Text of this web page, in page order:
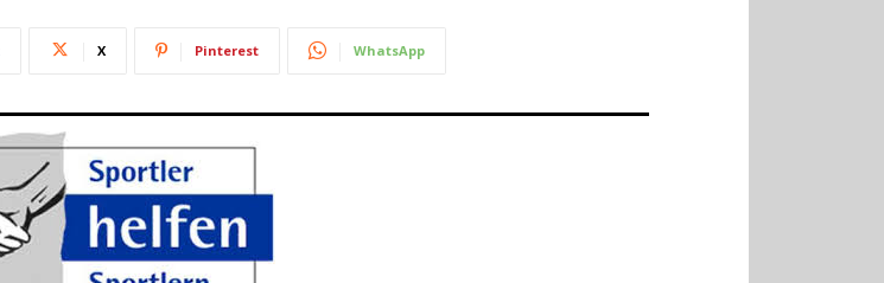
X Pinterest WhatsApp